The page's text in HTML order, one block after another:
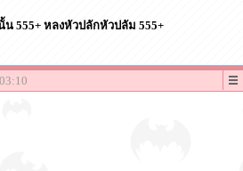
น 555+ หลงหัวปลักหัวปลัม 555+